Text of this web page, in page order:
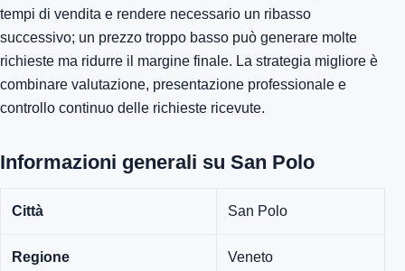
tempi di vendita e rendere necessario un ribasso
successivo; un prezzo troppo basso può generare molte
richieste ma ridurre il margine finale. La strategia migliore è
combinare valutazione, presentazione professionale e
controllo continuo delle richieste ricevute.
Informazioni generali su San Polo
Città San Polo
Regione Veneto